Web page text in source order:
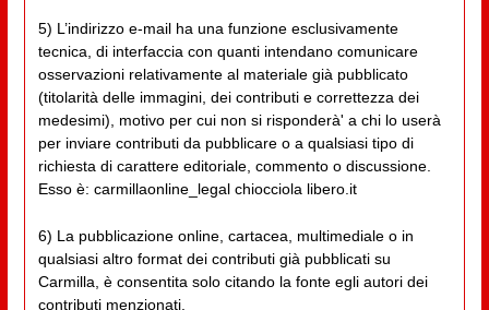
5) L’indirizzo e-mail ha una funzione esclusivamente
tecnica, di interfaccia con quanti intendano comunicare
osservazioni relativamente al materiale già pubblicato
(titolarità delle immagini, dei contributi e correttezza dei
medesimi), motivo per cui non si risponderà' a chi lo userà
per inviare contributi da pubblicare o a qualsiasi tipo di
richiesta di carattere editoriale, commento o discussione.
Esso è: carmillaonline_legal chiocciola libero.it
6) La pubblicazione online, cartacea, multimediale o in
qualsiasi altro format dei contributi già pubblicati su
Carmilla, è consentita solo citando la fonte egli autori dei
contributi menzionati.